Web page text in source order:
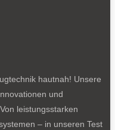
hautnah! Unsere
und
leistungsstarken
– in unseren Test